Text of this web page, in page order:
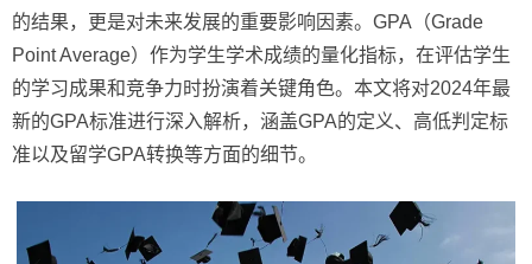
的结果，更是对未来发展的重要影响因素。GPA（Grade
Point Average）作为学生学术成绩的量化指标，在评估学生
的学习成果和竞争力时扮演着关键角色。本文将对2024年最
新的GPA标准进行深入解析，涵盖GPA的定义、高低判定标
准以及留学GPA转换等方面的细节。